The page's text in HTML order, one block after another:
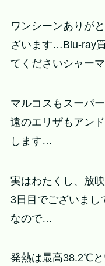
ワンシーンありが
ざいます…Blu-ray
てくださいシャー
マルコスもスーパ
遠のエリザもアン
します…
実はわたくし、放
3日目でございまし
なので…
発熱は最高38.2℃